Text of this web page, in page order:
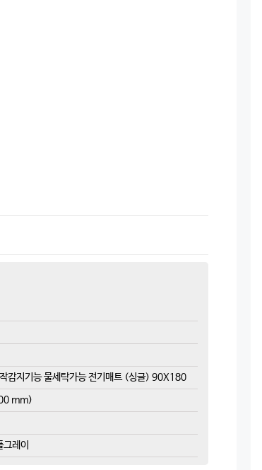
감지기능 물세탁가능 전기매트 (싱글) 90X180
mm)
레이